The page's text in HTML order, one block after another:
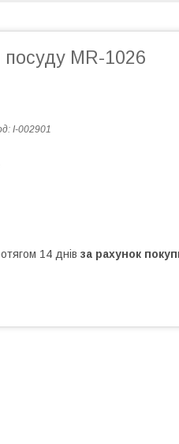
MR-1026
I-002901
14 днів за рахунок